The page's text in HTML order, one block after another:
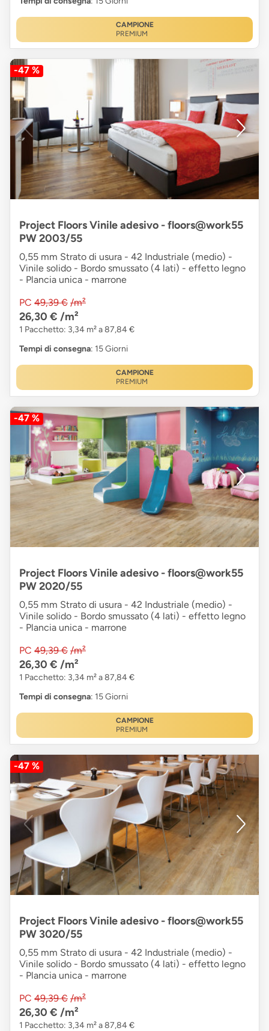
CAMPIONE
PREMIUM
-47 %
Project Floors Vinile adesivo - floors@work55
PW 2003/55
0,55 mm Strato di usura - 42 Industriale (medio) -
Vinile solido - Bordo smussato (4 lati) - effetto legno
- Plancia unica - marrone
PC 49,39 € /m²
26,30 € /m²
1 Pacchetto: 3,34 m² a 87,84 €
Tempi di consegna: 15 Giorni
CAMPIONE
PREMIUM
-47 %
Project Floors Vinile adesivo - floors@work55
PW 2020/55
0,55 mm Strato di usura - 42 Industriale (medio) -
Vinile solido - Bordo smussato (4 lati) - effetto legno
- Plancia unica - marrone
PC 49,39 € /m²
26,30 € /m²
1 Pacchetto: 3,34 m² a 87,84 €
Tempi di consegna: 15 Giorni
CAMPIONE
PREMIUM
-47 %
Project Floors Vinile adesivo - floors@work55
PW 3020/55
0,55 mm Strato di usura - 42 Industriale (medio) -
Vinile solido - Bordo smussato (4 lati) - effetto legno
- Plancia unica - marrone
PC 49,39 € /m²
26,30 € /m²
1 Pacchetto: 3,34 m² a 87,84 €